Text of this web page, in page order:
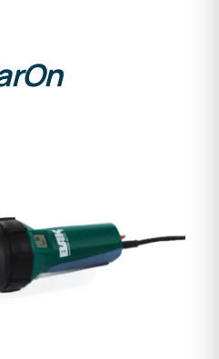
DETAILS